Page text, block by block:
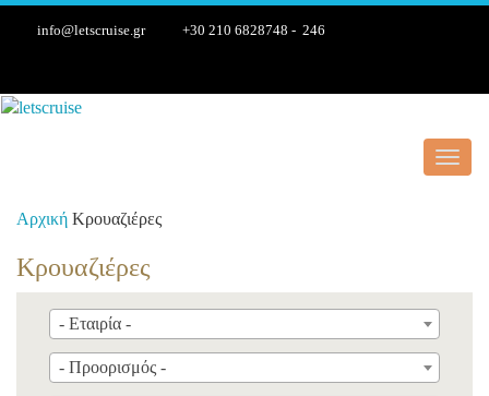
info@letscruise.gr +30 210 6828748 - 246
Αρχική Κρουαζιέρες
Κρουαζιέρες
- Εταιρία -
- Προορισμός -